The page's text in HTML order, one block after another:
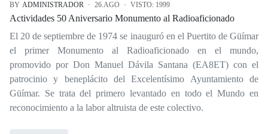
BY ADMINISTRADOR 26.AGO VISTO: 1999
Actividades 50 Aniversario Monumento al Radioaficionado
El 20 de septiembre de 1974 se inauguró en el Puertito de Güímar
el primer Monumento al Radioaficionado en el mundo,
promovido por Don Manuel Dávila Santana (EA8ET) con el
patrocinio y beneplácito del Excelentísimo Ayuntamiento de
Güímar. Se trata del primero levantado en todo el Mundo en
reconocimiento a la labor altruista de este colectivo.